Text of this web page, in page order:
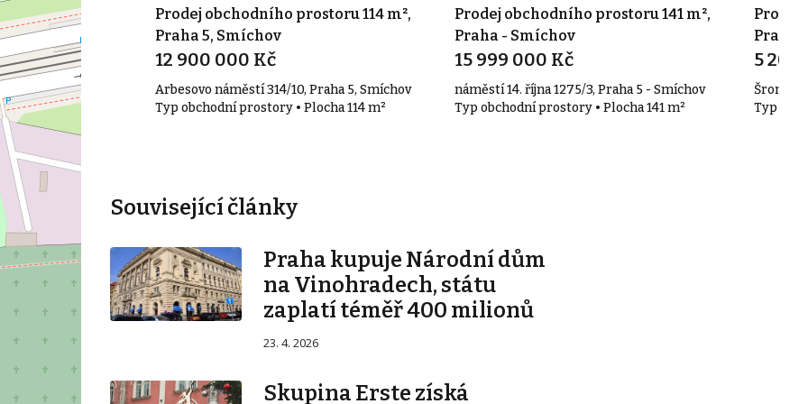
58 m²,
58 m²
Prodej obchodního prostoru 114 m²,
Praha 5, Smíchov
12 900 000 Kč
Arbesovo náměstí 314/10, Praha 5, Smíchov
Typ obchodní prostory • Plocha 114 m²
Prodej obchodního prostoru 141 m²,
Praha - Smíchov
15 999 000 Kč
náměstí 14. října 1275/3, Praha 5 - Smíchov
Typ obchodní prostory • Plocha 141 m²
Prodej
Praha
5 200
Typ
Související články
Praha kupuje Národní dům
na Vinohradech, státu
zaplatí téměř 400 milionů
23. 4. 2026
Skupina Erste získá